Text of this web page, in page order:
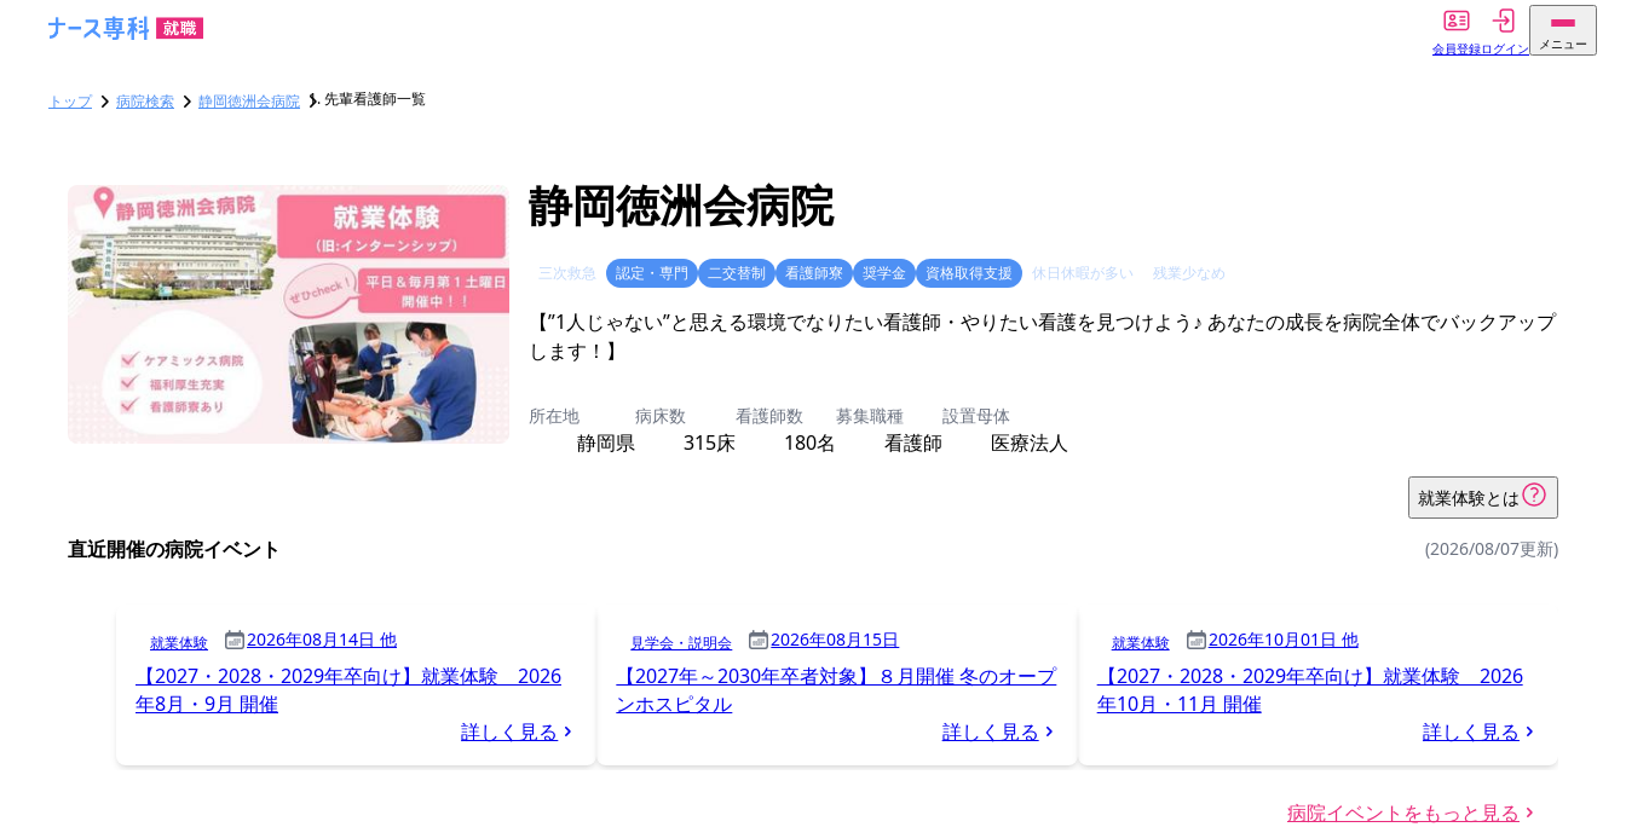
会員登録ログイン メニュー
トップ 病院検索 静岡徳洲会病院 先輩看護師一覧
静岡徳洲会病院
三次救急 認定・専門 二交替制 看護師寮 奨学金 資格取得支援 休日休暇が多い 残業少なめ
【”1人じゃない”と思える環境でなりたい看護師・やりたい看護を見つけよう♪ あなたの成長を病院全体でバックアップ
します！】
所在地
静岡県
病床数
315床
看護師数
180名
募集職種
看護師
設置母体
医療法人
就業体験とは
直近開催の病院イベント (2026/08/07更新)
就業体験 2026年08月14日 他
【2027・2028・2029年卒向け】就業体験 2026
年8月・9月 開催
詳しく見る
見学会・説明会 2026年08月15日
【2027年～2030年卒者対象】８月開催 冬のオープ
ンホスピタル
詳しく見る
就業体験 2026年10月01日 他
【2027・2028・2029年卒向け】就業体験 2026
年10月・11月 開催
詳しく見る
病院イベントをもっと見る